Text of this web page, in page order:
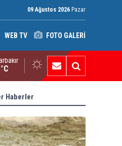
09 Ağustos 2026 Pazar
WEB TV FOTO GALERİ
saflarını birleştirmeye kararlı
Haberler